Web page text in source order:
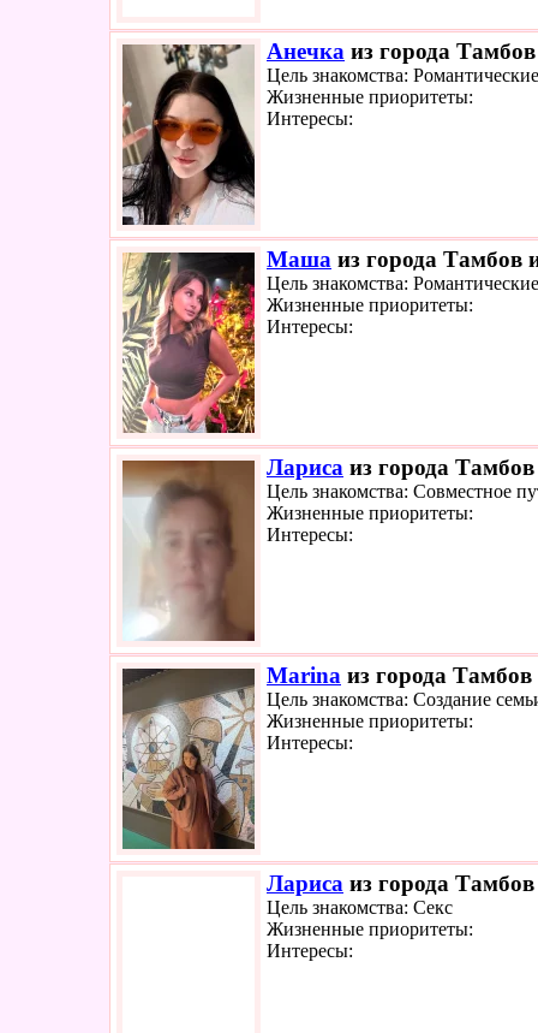
Анечка из города
Цель знакомства:
Жизненные приоритеты:
Интересы:
Маша из города Тамбов
Цель знакомства:
Жизненные приоритеты:
Интересы:
Лариса из города
Цель знакомства: Совместное
Жизненные приоритеты:
Интересы:
Marina из города
Цель знакомства: Создание
Жизненные приоритеты:
Интересы:
Лариса из города
Цель знакомства: Секс
Жизненные приоритеты:
Интересы: